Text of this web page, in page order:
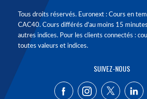
Tous droits réservés. Euronext : Cours en
CAC40. Cours différés d'au moins 15
autres indices. Pour les clients connectés :
toutes valeurs et indices.
SUIVEZ-NOUS